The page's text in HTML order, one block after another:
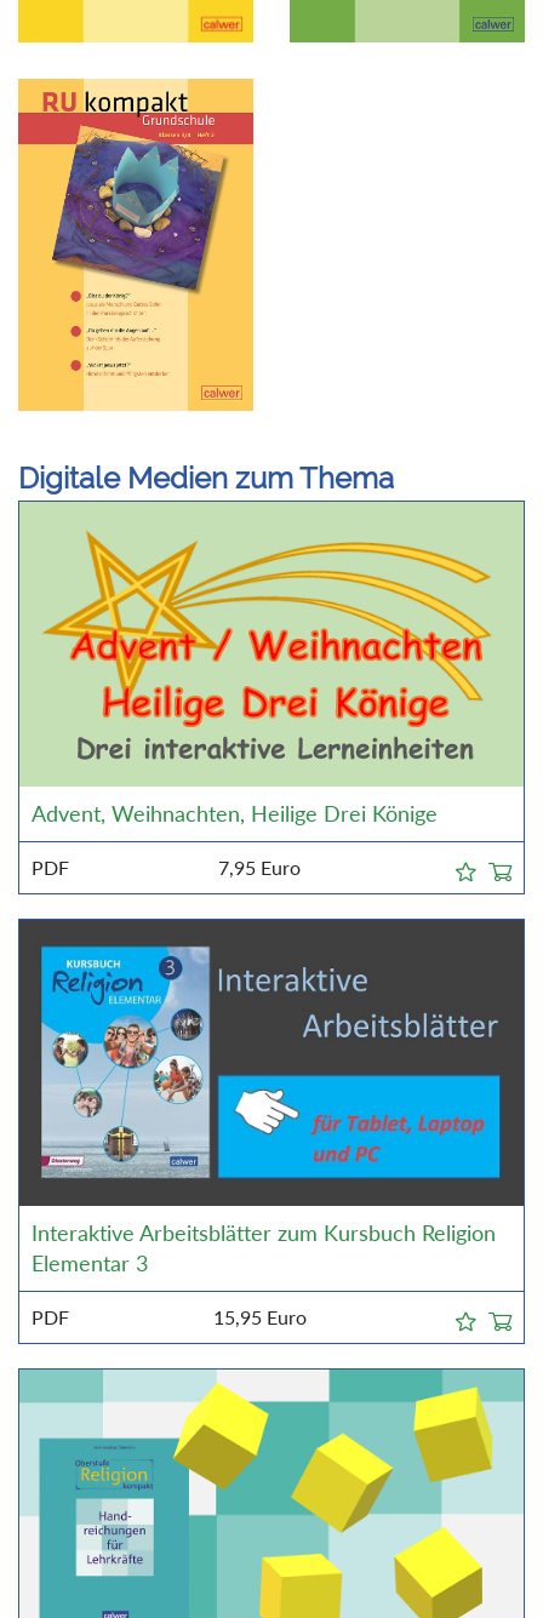
Digitale Medien zum Thema
Advent, Weihnachten, Heilige Drei Könige
PDF 7,95 Euro
Interaktive Arbeitsblätter zum Kursbuch Religion
Elementar 3
PDF 15,95 Euro